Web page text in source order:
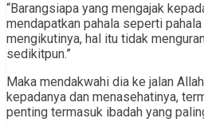
“Barangsiapa yang mengajak
mendapatkan pahala seperti
mengikutinya, hal itu tidak
sedikitpun.”
Maka mendakwahi dia ke jalan
kepadanya dan menasehatinya,
penting termasuk ibadah yang